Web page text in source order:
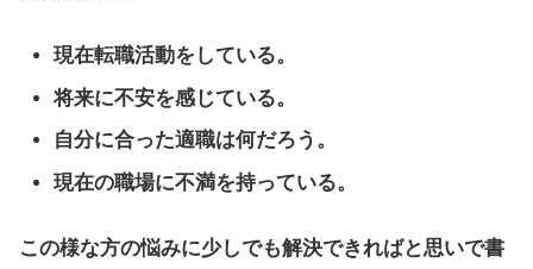
現在転職活動をしている。
将来に不安を感じている。
自分に合った適職は何だろう。
現在の職場に不満を持っている。
この様な方の悩みに少しでも解決できればと思いで書